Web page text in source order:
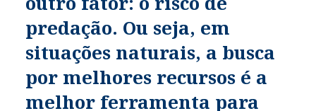
predação. Ou seja, em
situações naturais, a busca
por melhores recursos é a
melhor ferramenta para